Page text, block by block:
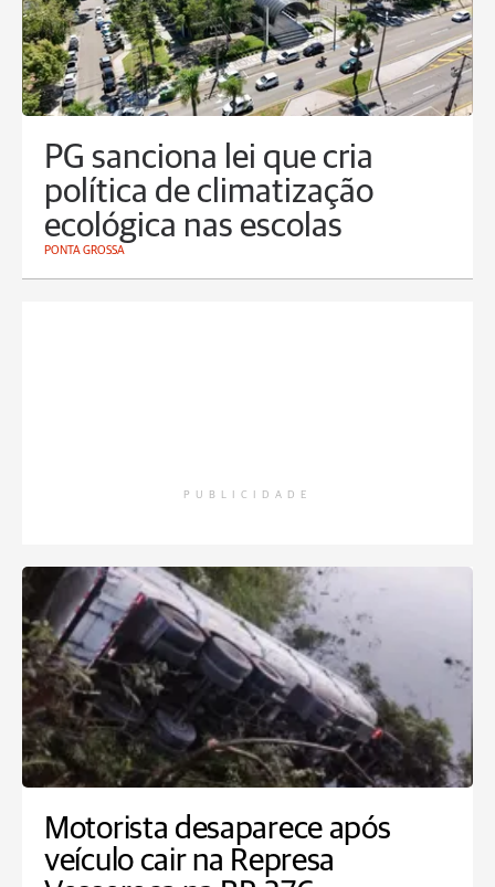
PG sanciona lei que cria
política de climatização
ecológica nas escolas
PONTA GROSSA
PUBLICIDADE
Motorista desaparece após
veículo cair na Represa